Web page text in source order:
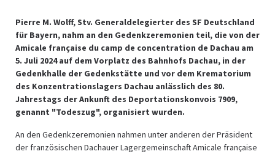
Pierre M. Wolff, Stv. Generaldelegierter des SF Deutschland
für Bayern, nahm an den Gedenkzeremonien teil, die von der
Amicale française du camp de concentration de Dachau am
5. Juli 2024 auf dem Vorplatz des Bahnhofs Dachau, in der
Gedenkhalle der Gedenkstätte und vor dem Krematorium
des Konzentrationslagers Dachau anlässlich des 80.
Jahrestags der Ankunft des Deportationskonvois 7909,
genannt "Todeszug", organisiert wurden.
An den Gedenkzeremonien nahmen unter anderen der Präsident
der französischen Dachauer Lagergemeinschaft Amicale française